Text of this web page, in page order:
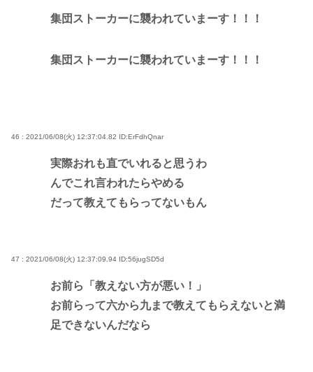
集団ストーカーに襲われていまーす！！！
集団ストーカーに襲われていまーす！！！
46 : 2021/06/08(火) 12:37:04.82 ID:ErFdhQnar
実際おれも直でいれると思うわ
んでこれ言われたらやめる
だって教えてもらってないもん
47 : 2021/06/08(火) 12:37:09.94 ID:56jugSD5d
お前ら「教えない方が悪い！」
お前らって六から九まで教えてもらえないと満
足できないんだなら